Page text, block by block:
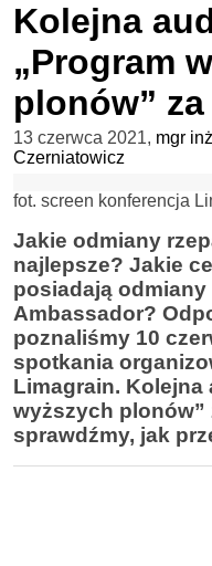
Kolejna
„Program
plonów”
13 czerwca 2021, mgr
Czerniatowicz
fot. screen konferencja
Jakie odmiany
najlepsze? Jakie
posiadają odmiany
Ambassador?
poznaliśmy 10
spotkania
Limagrain. Kolejna
wyższych plonów”
sprawdźmy, jak